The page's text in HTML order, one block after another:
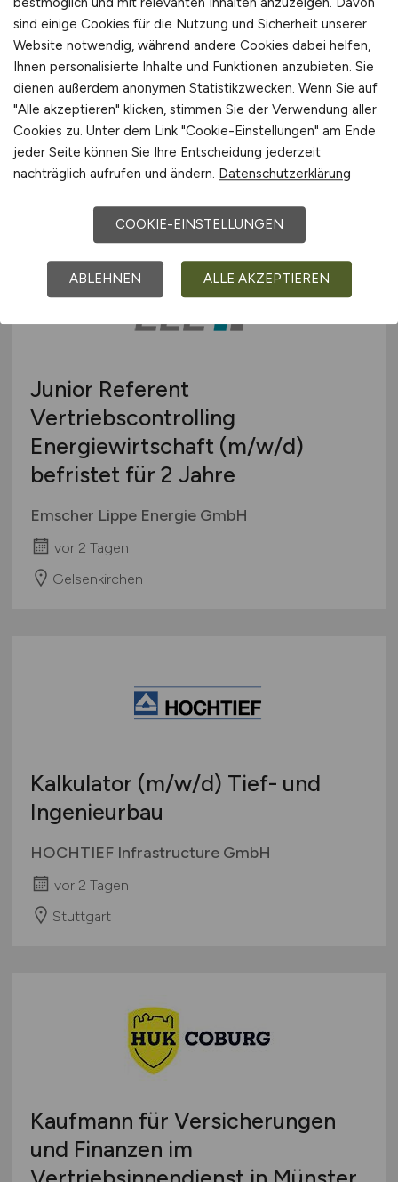
Kreditorenbuchhalter(m/w/d)
SFS Group Germany GmbH
gestern
Mörfelden-Walldorf
Junior Referent
Vertriebscontrolling
Energiewirtschaft (m/w/d)
befristet für 2 Jahre
Emscher Lippe Energie GmbH
vor 2 Tagen
Gelsenkirchen
Kalkulator (m/w/d) Tief- und
Ingenieurbau
HOCHTIEF Infrastructure GmbH
vor 2 Tagen
Stuttgart
Kaufmann für Versicherungen
und Finanzen im
sind einige Cookies für die Nutzung und Sicherheit unserer
Website notwendig, während andere Cookies dabei helfen,
Ihnen personalisierte Inhalte und Funktionen anzubieten. Sie
dienen außerdem anonymen Statistikzwecken. Wenn Sie auf
"Alle akzeptieren" klicken, stimmen Sie der Verwendung aller
Cookies zu. Unter dem Link "Cookie-Einstellungen" am Ende
jeder Seite können Sie Ihre Entscheidung jederzeit
nachträglich aufrufen und ändern. Datenschutzerklärung
COOKIE-EINSTELLUNGEN
ABLEHNEN ALLE AKZEPTIEREN